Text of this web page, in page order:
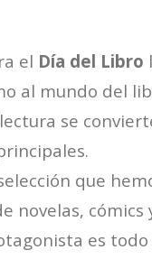
el Día del Libro
al mundo del
se
que
novelas, cómics
es